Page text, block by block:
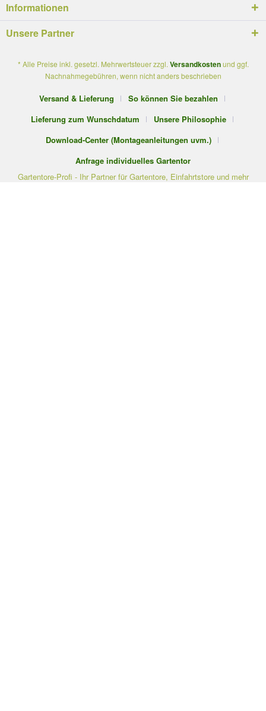
Informationen
Unsere Partner
* Alle Preise inkl. gesetzl. Mehrwertsteuer zzgl. Versandkostenund ggf.
Nachnahmegebühren, wenn nicht anders beschrieben
Versand & Lieferung
So können Sie bezahlen
Lieferung zum Wunschdatum
Unsere Philosophie
Download-Center (Montageanleitungen uvm.)
Anfrage individuelles Gartentor
Gartentore-Profi - Ihr Partner für Gartentore, Einfahrtstore und mehr